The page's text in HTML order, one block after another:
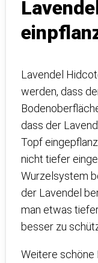
Lavendel
werden, dass
dass der
Topf
nicht tiefer
Wurzelsystem
der Lavendel
man etwas
besser zu
Weitere schöne